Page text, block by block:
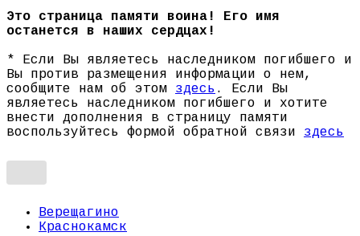
Это страница памяти воина! Его имя
останется в наших сердцах!
* Если Вы являетесь наследником погибшего и
Вы против размещения информации о нем,
сообщите нам об этом здесь . Если Вы
являетесь наследником погибшего и хотите
внести дополнения в страницу памяти
воспользуйтесь формой обратной связи здесь
Верещагино
Краснокамск